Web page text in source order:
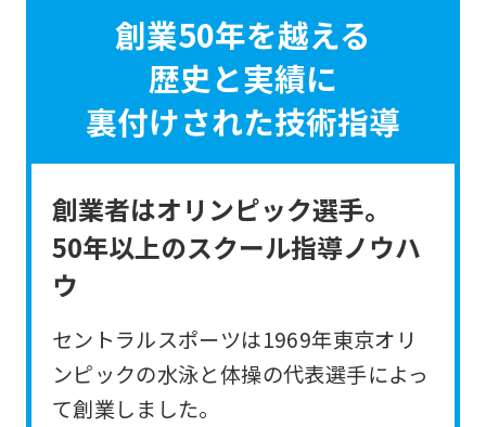
創業50年を越える
歴史と実績に
裏付けされた技術指導
創業者はオリンピック選手。
50年以上のスクール指導ノウハ
ウ
セントラルスポーツは1969年東京オリ
ンピックの水泳と体操の代表選手によっ
て創業しました。